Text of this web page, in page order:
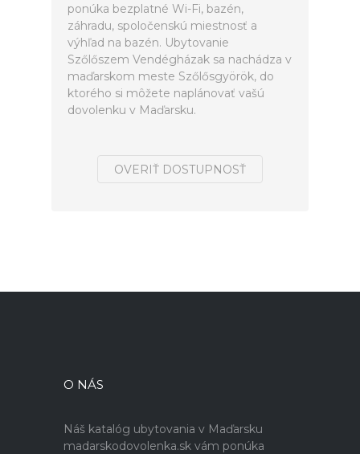
ponúka bezplatné Wi-Fi, bazén,
záhradu, spoločenskú miestnosť a
výhľad na bazén. Ubytovanie
Szőlőszem Vendégházak sa nachádza v
maďarskom meste Szőlősgyörök, do
ktorého si môžete naplánovať vašú
dovolenku v Maďarsku.
OVERIŤ DOSTUPNOSŤ
O NÁS
Náš katalóg ubytovania v Maďarsku
madarskodovolenka.sk vám ponúka